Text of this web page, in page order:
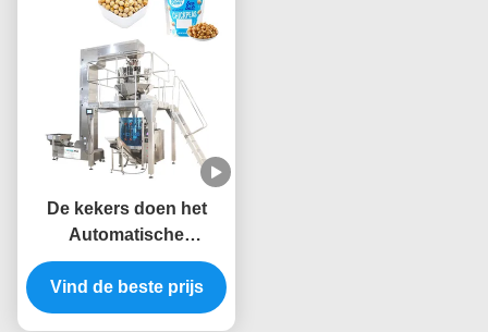
De kekers doen het
Automatische
Verpakkingsmachines
5.5KW het Wegen
Vullen en het
Vind de beste prijs